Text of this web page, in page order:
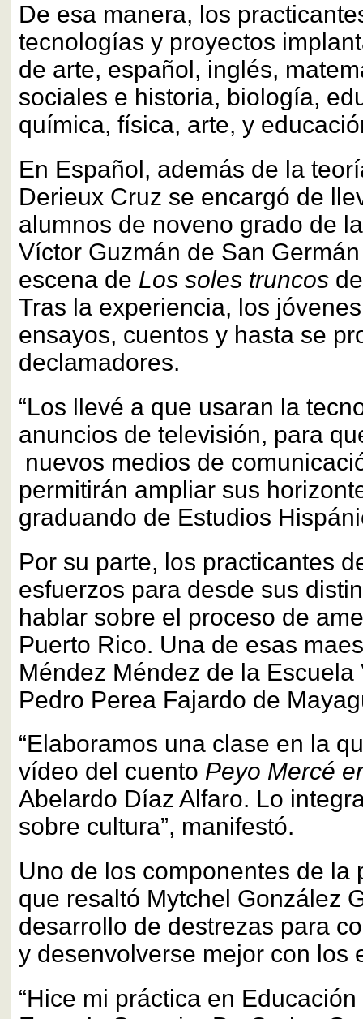
De esa manera, los
tecnologías y proyectos
de arte, español, inglés,
sociales e historia, biología,
química, física, arte, y
En Español, además de la
Derieux Cruz se encargó de
alumnos de noveno grado de
Víctor Guzmán de San
escena de Los soles truncos
Tras la experiencia, los
ensayos, cuentos y hasta se
declamadores.
“Los llevé a que usaran la
anuncios de televisión, para
nuevos medios de
permitirán ampliar sus
graduando de Estudios
Por su parte, los practicantes
esfuerzos para desde sus
hablar sobre el proceso de
Puerto Rico. Una de esas
Méndez Méndez de la Escuela
Pedro Perea Fajardo de
“Elaboramos una clase en la
vídeo del cuento Peyo Mercé
Abelardo Díaz Alfaro. Lo
sobre cultura”, manifestó.
Uno de los componentes de la
que resaltó Mytchel González
desarrollo de destrezas para
y desenvolverse mejor con
“Hice mi práctica en